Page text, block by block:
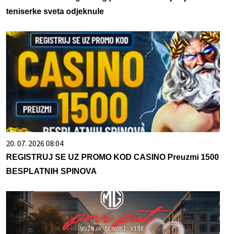
teniserke sveta odjeknule
20. 07. 2026 08:04
REGISTRUJ SE UZ PROMO KOD CASINO Preuzmi 1500
BESPLATNIH SPINOVA